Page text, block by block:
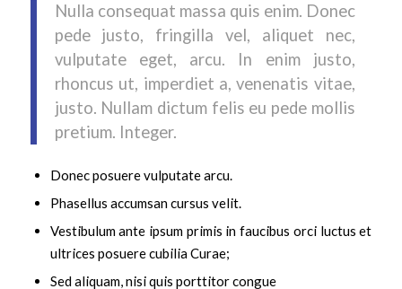
Nulla consequat massa quis enim. Donec
pede justo, fringilla vel, aliquet nec,
vulputate eget, arcu. In enim justo,
rhoncus ut, imperdiet a, venenatis vitae,
justo. Nullam dictum felis eu pede mollis
pretium. Integer.
Donec posuere vulputate arcu.
Phasellus accumsan cursus velit.
Vestibulum ante ipsum primis in faucibus orci luctus et
ultrices posuere cubilia Curae;
Sed aliquam, nisi quis porttitor congue